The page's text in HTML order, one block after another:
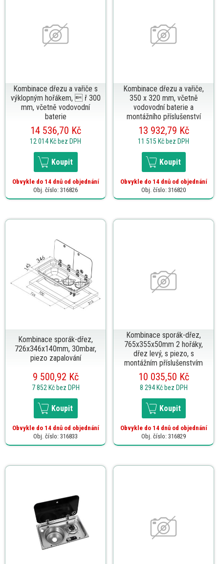
Kombinace dřezu a vařiče s
výklopným hořákem,  ř 300
mm, včetně vodovodní
baterie
14 536,70 Kč
12 014 Kč bez DPH
Koupit
Obvykle do 14 dnů od objednání
Obj. číslo: 316826
Kombinace dřezu a vařiče,
350 x 320 mm, včetně
vodovodní baterie a
montážního příslušenství
13 932,79 Kč
11 515 Kč bez DPH
Koupit
Obvykle do 14 dnů od objednání
Obj. číslo: 316820
Kombinace sporák-dřez,
726x346x140mm, 30mbar,
piezo zapalování
9 500,92 Kč
7 852 Kč bez DPH
Koupit
Obvykle do 14 dnů od objednání
Obj. číslo: 316833
Kombinace sporák-dřez,
765x355x50mm 2 hořáky,
dřez levý, s piezo, s
montážním příslušenstvím
10 035,50 Kč
8 294 Kč bez DPH
Koupit
Obvykle do 14 dnů od objednání
Obj. číslo: 316829